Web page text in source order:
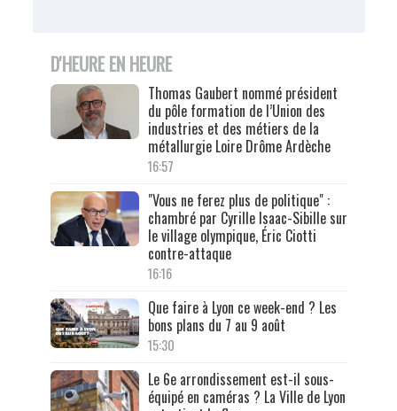
D'HEURE EN HEURE
Thomas Gaubert nommé président
du pôle formation de l’Union des
industries et des métiers de la
métallurgie Loire Drôme Ardèche
16:57
"Vous ne ferez plus de politique" :
chambré par Cyrille Isaac-Sibille sur
le village olympique, Éric Ciotti
contre-attaque
16:16
Que faire à Lyon ce week-end ? Les
bons plans du 7 au 9 août
15:30
Le 6e arrondissement est-il sous-
équipé en caméras ? La Ville de Lyon